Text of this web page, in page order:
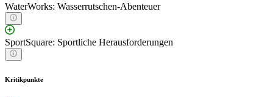
WaterWorks: Wasserrutschen-Abenteuer
SportSquare: Sportliche Herausforderungen
Kritikpunkte